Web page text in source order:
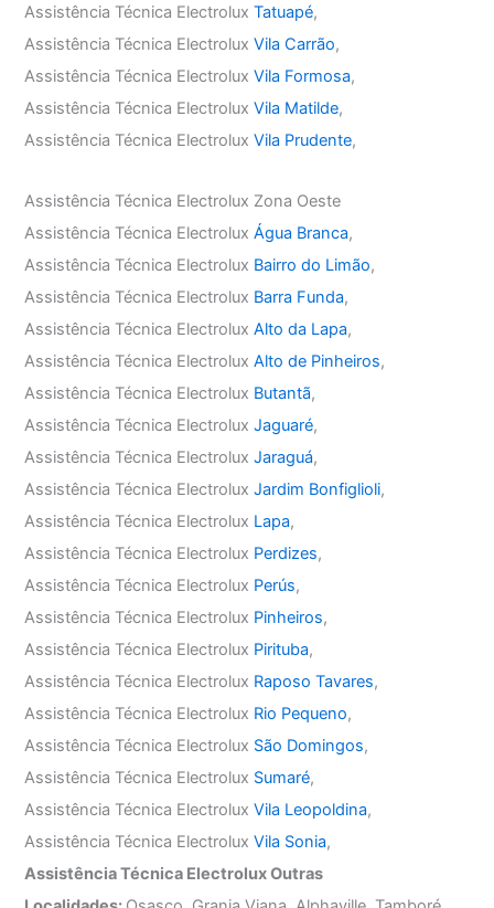
Assistência Técnica ElectroluxTatuapé,
Assistência Técnica ElectroluxVila Carrão,
Assistência Técnica ElectroluxVila Formosa,
Assistência Técnica ElectroluxVila Matilde,
Assistência Técnica ElectroluxVila Prudente,
Assistência Técnica Electrolux Zona Oeste
Assistência Técnica ElectroluxÁgua Branca,
Assistência Técnica Electrolux Bairro do Limão,
Assistência Técnica Electrolux Barra Funda,
Assistência Técnica ElectroluxAlto da Lapa,
Assistência Técnica ElectroluxAlto de Pinheiros,
Assistência Técnica Electrolux Butantã,
Assistência Técnica ElectroluxJaguaré,
Assistência Técnica ElectroluxJaraguá,
Assistência Técnica ElectroluxJardim Bonfiglioli,
Assistência Técnica Electrolux Lapa,
Assistência Técnica Electrolux Perdizes,
Assistência Técnica Electrolux Perús,
Assistência Técnica Electrolux Pinheiros,
Assistência Técnica Electrolux Pirituba,
Assistência Técnica Electrolux Raposo Tavares,
Assistência Técnica Electrolux Rio Pequeno,
Assistência Técnica Electrolux São Domingos,
Assistência Técnica Electrolux Sumaré,
Assistência Técnica ElectroluxVila Leopoldina,
Assistência Técnica ElectroluxVila Sonia,
Assistência Técnica Electrolux Outras